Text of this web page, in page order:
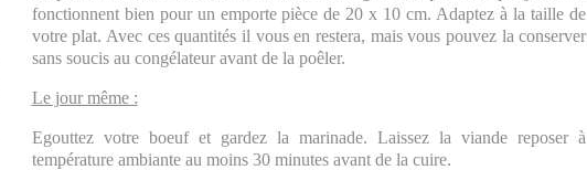
fonctionnent bien pour un emporte pièce de 20 x 10 cm. Adaptez à la taille de
votre plat. Avec ces quantités il vous en restera, mais vous pouvez la conserver
sans soucis au congélateur avant de la poêler.
Le jour même :
Egouttez votre boeuf et gardez la marinade. Laissez la viande reposer à
température ambiante au moins 30 minutes avant de la cuire.